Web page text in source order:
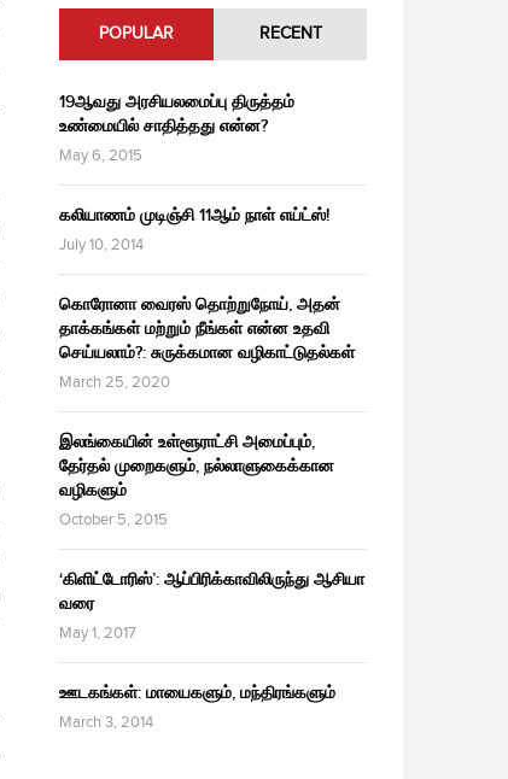
POPULAR RECENT
19ஆவது அரசியலமைப்பு திருத்தம்
உண்மையில் சாதித்தது என்ன?
May 6, 2015
கலியாணம் முடிஞ்சி 11ஆம் நாள் எய்ட்ஸ்!
July 10, 2014
கொரோனா வைரஸ் தொற்றுநோய், அதன்
தாக்கங்கள் மற்றும் நீங்கள் என்ன உதவி
செய்யலாம்?: சுருக்கமான வழிகாட்டுதல்கள்
March 25, 2020
இலங்கையின் உள்ளூராட்சி அமைப்பும்,
தேர்தல் முறைகளும், நல்லாளுகைக்கான
வழிகளும்
October 5, 2015
‘கிளிட்டோரிஸ்’: ஆப்பிரிக்காவிலிருந்து ஆசியா
வரை
May 1, 2017
ஊடகங்கள்: மாயைகளும், மந்திரங்களும்
March 3, 2014